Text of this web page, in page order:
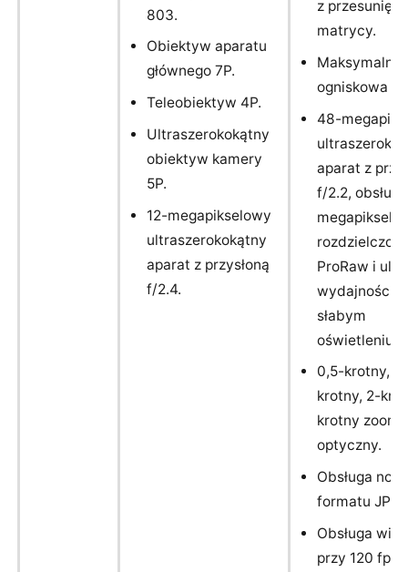
803.
Obiektyw aparatu
głównego 7P.
Teleobiektyw 4P.
Ultraszerokokątny
obiektyw kamery
5P.
12-megapikselowy
ultraszerokokątny
aparat z przysłoną
f/2.4.
z
matrycy.
Maksymalna
ogniskowa
48-
aparat z
f/2.2,
ProRaw i
wydajnością
słabym
oświetleniu.
0,5-krotny, 1-
krotny, 2-
krotny zoom
optyczny.
Obsługa
formatu
Obsługa
przy 120 fps